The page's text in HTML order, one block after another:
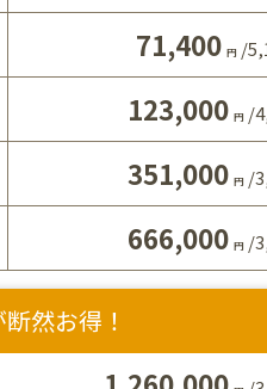
71,400 円 /
123,000 円 /
351,000 円 /
666,000 円 /
然お得！